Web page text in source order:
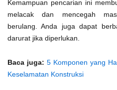
Kemampuan pencarian ini
melacak dan mencegah
berulang. Anda juga dapat
darurat jika diperlukan.
Baca juga: 5 Komponen yang
Keselamatan Konstruksi